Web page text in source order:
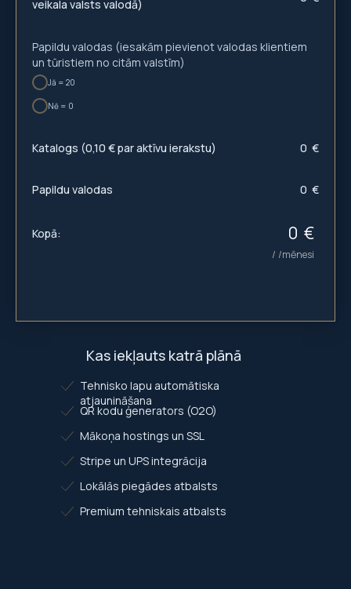
veikala valsts valodā)
Papildu valodas (iesakām pievienot valodas klientiem
un tūristiem no citām valstīm)
Jā = 20
Nē = 0
Katalogs (0,10 € par aktīvu ierakstu) 0 €
Papildu valodas 0 €
Kopā: 0
Mākoņa hostings un SSL
Stripe un UPS integrācija
QR kodu ģenerators (O2O)
Lokālās piegādes atbalsts
Tehnisko lapu automātiska
atjaunināšana
Premium tehniskais atbalsts
Kas iekļauts katrā plānā